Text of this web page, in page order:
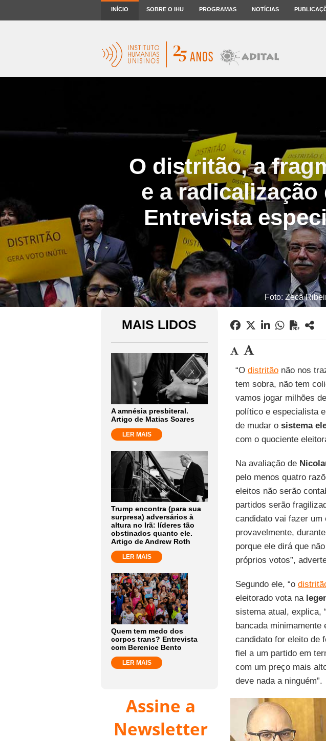
INÍCIO SOBRE O IHU PROGRAMAS NOTÍCIAS
O distritão, a
e a
Entrevista
Foto: Zeca
MAIS LIDOS
A amnésia presbiteral.
Artigo de Matias Soares
LER MAIS
Trump encontra (para sua
surpresa) adversários à
altura no Irã: líderes tão
obstinados quanto ele.
Artigo de Andrew Roth
LER MAIS
Quem tem medo dos
corpos trans? Entrevista
com Berenice Bento
LER MAIS
Assine a
Newsletter
“O distritãonão nos
tem sobra, não tem
vamos jogar milhões de
político e especialista
de mudar o sistema
com o quociente
Na avaliação de
pelo menos quatro
eleitos não serão
partidos serão
candidato vai fazer um
provavelmente,
porque ele dirá que
próprios votos”,
Segundo ele, “o
eleitorado vota na
sistema atual, explica,
bancada minimamente
candidato for eleito de
fiel a um partido em
com um preço mais
deve nada a ninguém”.